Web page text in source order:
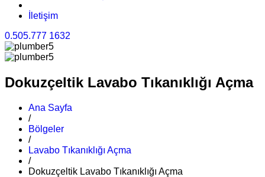
İletişim
0.505.777 1632
Dokuzçeltik Lavabo Tıkanıklığı Açma
Ana Sayfa
/
Bölgeler
/
Lavabo Tıkanıklığı Açma
/
Dokuzçeltik Lavabo Tıkanıklığı Açma